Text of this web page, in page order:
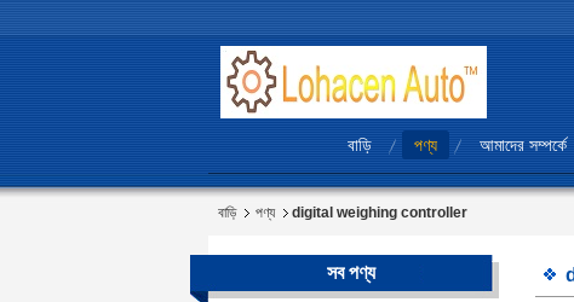
বাড়ি পণ্য আমাদের সম্পর্কে
বাড়ি পণ্য digital weighing controller
সব পণ্য